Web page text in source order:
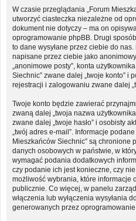
W czasie przeglądania „Forum
utworzyć ciasteczka niezależne od
dokument nie dotyczy – ma on
oprogramowanie phpBB. Drugi
to dane wysyłane przez ciebie do
napisane przez ciebie jako
„anonimowe posty”, konta
Siechnic” zwane dalej „twoje konto” i
rejestracji i zalogowaniu zwane dalej
Twoje konto będzie zawierać
zwaną dalej „twoja nazwa
zwane dalej „twoje hasło” i osobisty
„twój adres e-mail”. Informacje
Mieszkańców Siechnic” są chronione
danych osobowych w państwie, w
wymagać podania dodatkowych
czy podanie ich jest konieczne, czy
możliwość wybrania, które informacje
publicznie. Co więcej, w panelu
włączenia lub wyłączenia wysyłania
generowanych przez oprogramowanie